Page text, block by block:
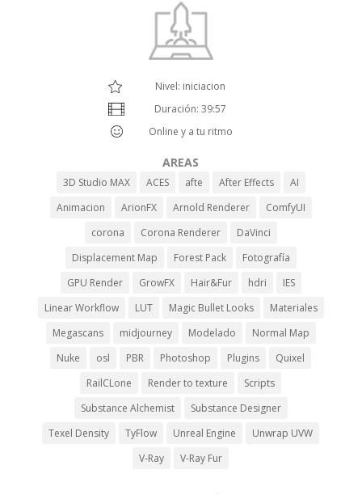
Nivel: iniciacion
Duración: 39:57
Online y a tu ritmo
AREAS
3D Studio MAX ACES afte After Effects
AI
Animacion
ArionFX Arnold Renderer
ComfyUI
corona
Corona Renderer
DaVinci
Displacement Map
Forest Pack
Fotografía
GPU Render
GrowFX Hair&Fur hdri
IES
Linear Workflow
LUT Magic Bullet Looks
Materiales
Megascans
midjourney Modelado
Normal Map
Nuke
osl PBR Photoshop Plugins
Quixel
RailCLone
Render to texture
Scripts
Substance Alchemist
Substance Designer
Texel Density
TyFlow Unreal Engine
Unwrap UVW
V-Ray
V-Ray Fur